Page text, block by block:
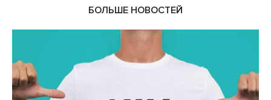
БОЛЬШЕ НОВОСТЕЙ